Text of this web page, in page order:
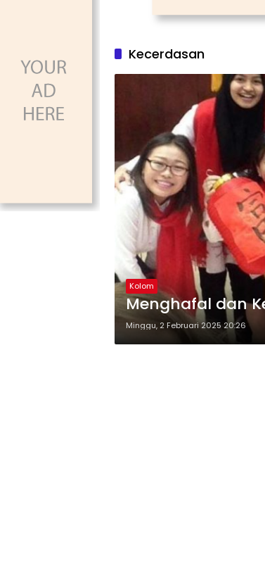
Kecerdasan
Kolom
Menghafal dan
Minggu, 2 Februari 2025 20:26